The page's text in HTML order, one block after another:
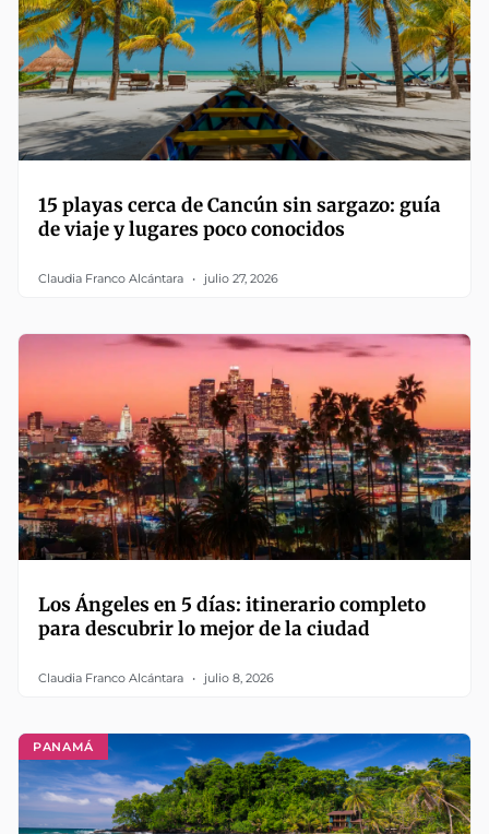
15 playas cerca de Cancún sin sargazo: guía
de viaje y lugares poco conocidos
Claudia Franco Alcántara julio 27, 2026
Los Ángeles en 5 días: itinerario completo
para descubrir lo mejor de la ciudad
Claudia Franco Alcántara julio 8, 2026
PANAMÁ